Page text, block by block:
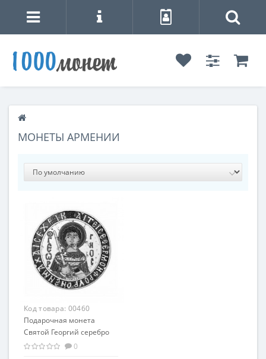
МОНЕТЫ АРМЕНИИ
Код товара: 00460
Подарочная монета
Святой Георгий серебро
50.00 гр - из серии
0